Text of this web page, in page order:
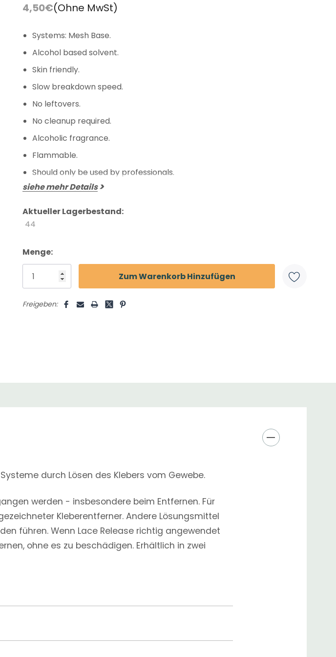
Farbkarte
4,50€(Ohne MwSt)
Systems: Mesh Base.
Alcohol based solvent.
Skin friendly.
Slow breakdown speed.
No leftovers.
No cleanup required.
Alcoholic fragrance.
Flammable.
Should only be used by professionals.
siehe mehr Details
Aktueller Lagerbestand:
44
Menge:
Freigeben:
durch Lösen des Klebers vom Gewebe.
werden - insbesondere beim Entfernen. Für
Kleberentferner. Andere Lösungsmittel
führen. Wenn Lace Release richtig angewendet
ohne es zu beschädigen. Erhältlich in zwei